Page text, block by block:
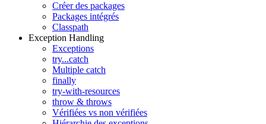
Créer des packages
Packages intégrés
Classpath
Exception Handling
Exceptions
try...catch
Multiple catch
finally
try-with-resources
throw & throws
Vérifiées vs non vérifiées